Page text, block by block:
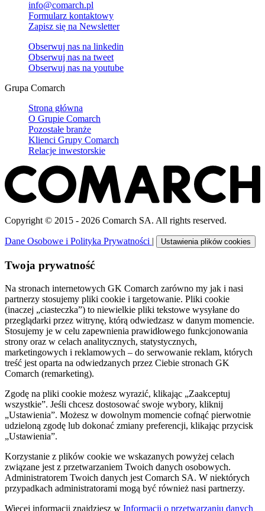
info@comarch.pl
Formularz kontaktowy
Zapisz się na Newsletter
Obserwuj nas na linkedin
Obserwuj nas na tweet
Obserwuj nas na youtube
Grupa Comarch
Strona główna
O Grupie Comarch
Pozostałe branże
Klienci Grupy Comarch
Relacje inwestorskie
Copyright © 2015 - 2026 Comarch SA. All rights reserved.
Dane Osobowe i Polityka Prywatności | Ustawienia plików cookies
Twoja prywatność
Na stronach internetowych GK Comarch zarówno my jak i nasi
partnerzy stosujemy pliki cookie i targetowanie. Pliki cookie
(inaczej „ciasteczka”) to niewielkie pliki tekstowe wysyłane do
przeglądarki przez witrynę, którą odwiedzasz w danym momencie.
Stosujemy je w celu zapewnienia prawidłowego funkcjonowania
strony oraz w celach analitycznych, statystycznych,
marketingowych i reklamowych – do serwowanie reklam, których
treść jest oparta na odwiedzanych przez Ciebie stronach GK
Comarch (remarketing).
Zgodę na pliki cookie możesz wyrazić, klikając „Zaakceptuj
wszystkie”. Jeśli chcesz dostosować swoje wybory, kliknij
„Ustawienia”. Możesz w dowolnym momencie cofnąć pierwotnie
udzieloną zgodę lub dokonać zmiany preferencji, klikając przycisk
„Ustawienia”.
Korzystanie z plików cookie we wskazanych powyżej celach
związane jest z przetwarzaniem Twoich danych osobowych.
Administratorem Twoich danych jest Comarch SA. W niektórych
przypadkach administratorami mogą być również nasi partnerzy.
Więcej informacji znajdziesz w Informacji o przetwarzaniu danych